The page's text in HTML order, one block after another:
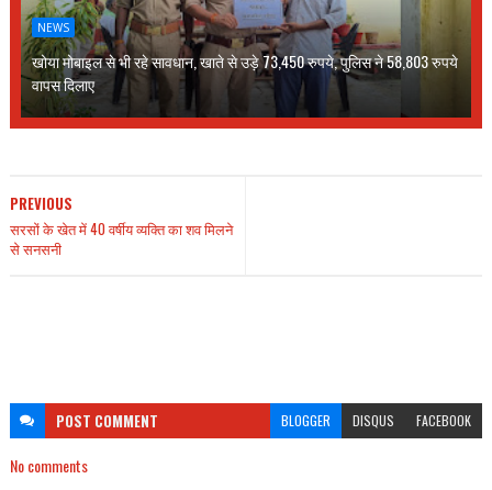
NEWS
खोया मोबाइल से भी रहे सावधान, खाते से उड़े 73,450 रुपये, पुलिस ने 58,803 रुपये
वापस दिलाए
PREVIOUS
सरसों के खेत में 40 वर्षीय व्यक्ति का शव मिलने
से सनसनी
POST COMMENT BLOGGER DISQUS FACEBOOK
No comments